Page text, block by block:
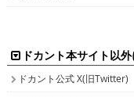
ドカント本サイト以
ドカント公式 X(旧Twitter)